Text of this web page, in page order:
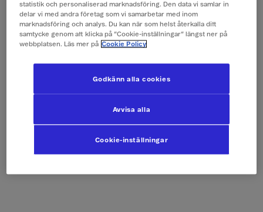
statistik och personaliserad marknadsföring. Den data vi samlar in
delar vi med andra företag som vi samarbetar med inom
marknadsföring och analys. Du kan när som helst återkalla ditt
samtycke genom att klicka på ”Cookie-inställningar” längst ner på
webbplatsen. Läs mer på Cookie Policy
Cookie-inställningar
Avvisa alla
Godkänn alla cookies